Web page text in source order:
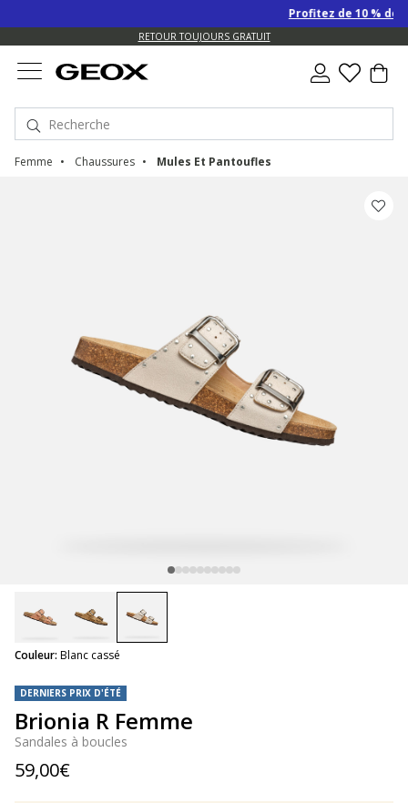
Profitez de 10 % de
RETOUR TOUJOURS GRATUIT
Femme Chaussures Mules Et Pantoufles
DERNIERS PRIX D'ÉTÉ
Brionia R Femme
Sandales à boucles
59,00€
Couleur: Blanc cassé